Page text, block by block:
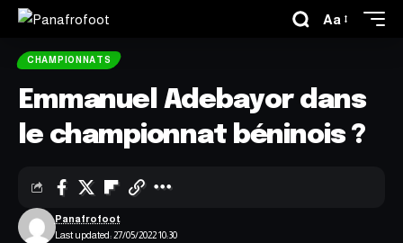
Aa
CHAMPIONNATS
Emmanuel Adebayor dans
le championnat béninois ?
Last updated: 27/05/2022 10:30
Panafrofoot